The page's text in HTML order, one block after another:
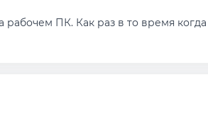
рабочем ПК. Как раз в то время